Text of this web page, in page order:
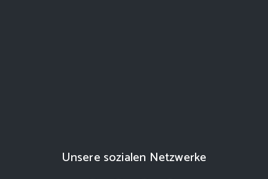
Unsere sozialen Netzwerke